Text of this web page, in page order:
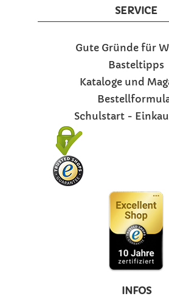
SERVICE
Gute Gründe für
Basteltipps
Kataloge und
Schulstart -
INFOS